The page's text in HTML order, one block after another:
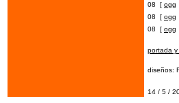
08 [ ogg
08 [ ogg
08 [ ogg
portada y
diseños:
14 / 5 /